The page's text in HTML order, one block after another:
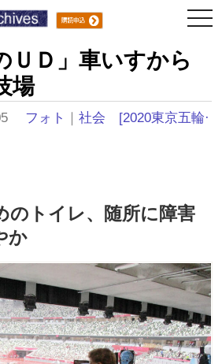
ＵＤ」車いすから
場
フォト ｜社会
[2020東京五輪·
のトイレ、随所に障害
か